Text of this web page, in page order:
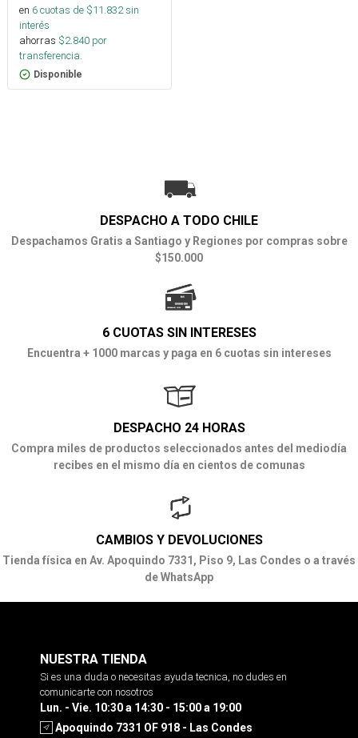
en 6cuotas de $11.832sin
interés
ahorras $2.840 por
transferencia.
Disponible
DESPACHO A TODO CHILE
Despachamos Gratis a Santiago y Regiones por compras sobre
$150.000
6 CUOTAS SIN INTERESES
Encuentra + 1000 marcas y paga en 6 cuotas sin intereses
DESPACHO 24 HORAS
Compra miles de productos seleccionados antes del mediodía
recibes en el mismo día en cientos de comunas
CAMBIOS Y DEVOLUCIONES
Tienda física en Av. Apoquindo 7331, Piso 9, Las Condes o a través
de WhatsApp
NUESTRA TIENDA
Si es una duda o necesitas ayuda tecnica, no dudes en
comunicarte con nosotros
Lun. - Vie. 10:30 a 14:30 - 15:00 a 19:00
Apoquindo 7331 OF 918 - Las Condes